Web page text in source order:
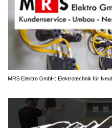
MRS Elektro GmbH: Elektrotechnik für